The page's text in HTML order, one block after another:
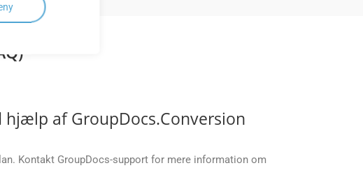
af GroupDocs.Conversion
Kontakt GroupDocs-support for mere information om